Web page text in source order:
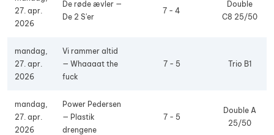
27. apr.
2026
De røde ævler —
De 2 S'er
7 - 4
Double
C8 25/50
mandag,
27. apr.
2026
Vi rammer altid
— Whaaaat the
fuck
7 - 5 Trio B1
mandag,
27. apr.
2026
Power Pedersen
— Plastik
drengene
7 - 5
Double A
25/50